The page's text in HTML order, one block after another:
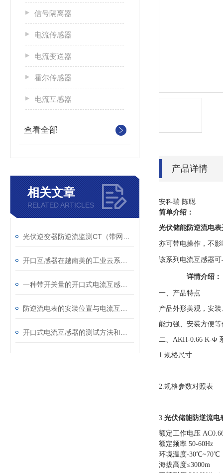
信号隔离器
电流传感器
电流变送器
霍尔传感器
电流互感器
查看全部
相关文章
RELATED ARTICLES
产品详情
安科瑞 陈聪
简单介绍：
光伏储能防逆流电
亦可带电操作，不
该系列电流互感器
详情介绍：
一、产品特点
产品外形美观，安
能力强、安装方便
二、AKH-0.66 K-Φ
1.规格尺寸
2.规格参数对照表
3.光伏储能防逆流电
额定工作电压
额定频率 50-60Hz
环境温度-30℃~70℃
海拔高度≤3000m